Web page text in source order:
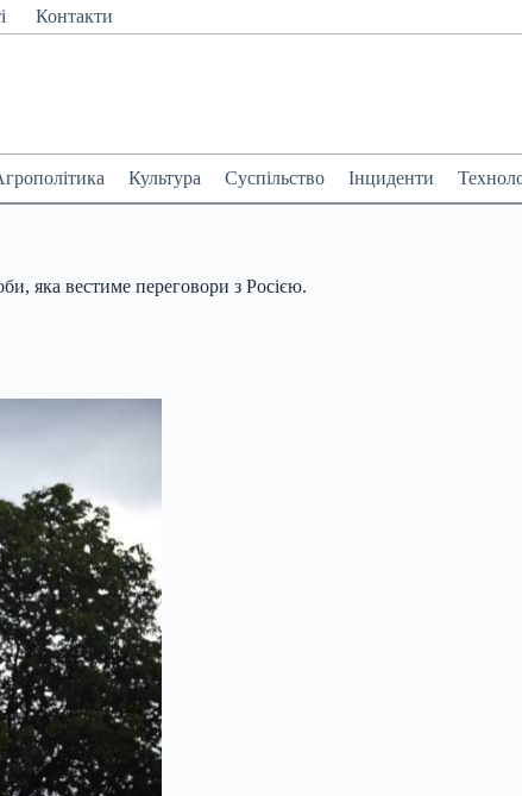
Контакти
Культура Суспільство Інциденти
яка вестиме переговори з Росією.